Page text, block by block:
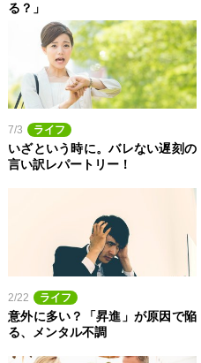
る？」
7/3 ライフ
いざという時に。バレない遅刻の
言い訳レパートリー！
2/22 ライフ
意外に多い？「昇進」が原因で陥
る、メンタル不調